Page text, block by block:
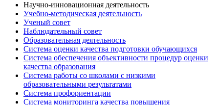
Научно-инновационная деятельность
Учебно-методическая деятельность
Ученый совет
Наблюдательный совет
Образовательная деятельность
Система оценки качества подготовки обучающихся
Система обеспечения объективности процедур оценки
качества образования
Система работы со школами с низкими
образовательными результатами
Система профориентации
Система мониторинга качества повышения